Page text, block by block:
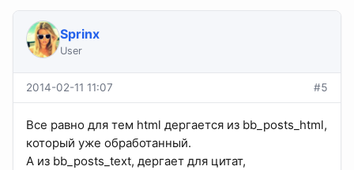
Sprinx
User
2014-02-11 11:07 #5
Все равно для тем html дергается из bb_posts_html,
который уже обработанный.
А из bb_posts_text, дергает для цитат,